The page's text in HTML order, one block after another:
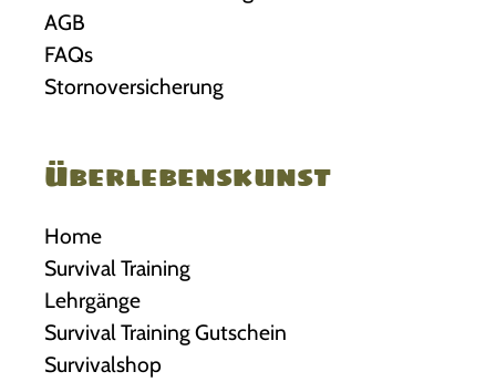
AGB
FAQs
Stornoversicherung
Überlebenskunst
Home
Survival Training
Lehrgänge
Survival Training Gutschein
Survivalshop